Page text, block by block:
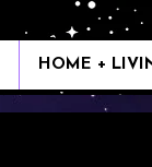
HOME +